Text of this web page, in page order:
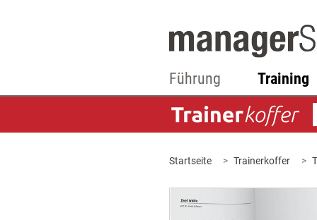
Führung Training
Startseite Trainerkoffer